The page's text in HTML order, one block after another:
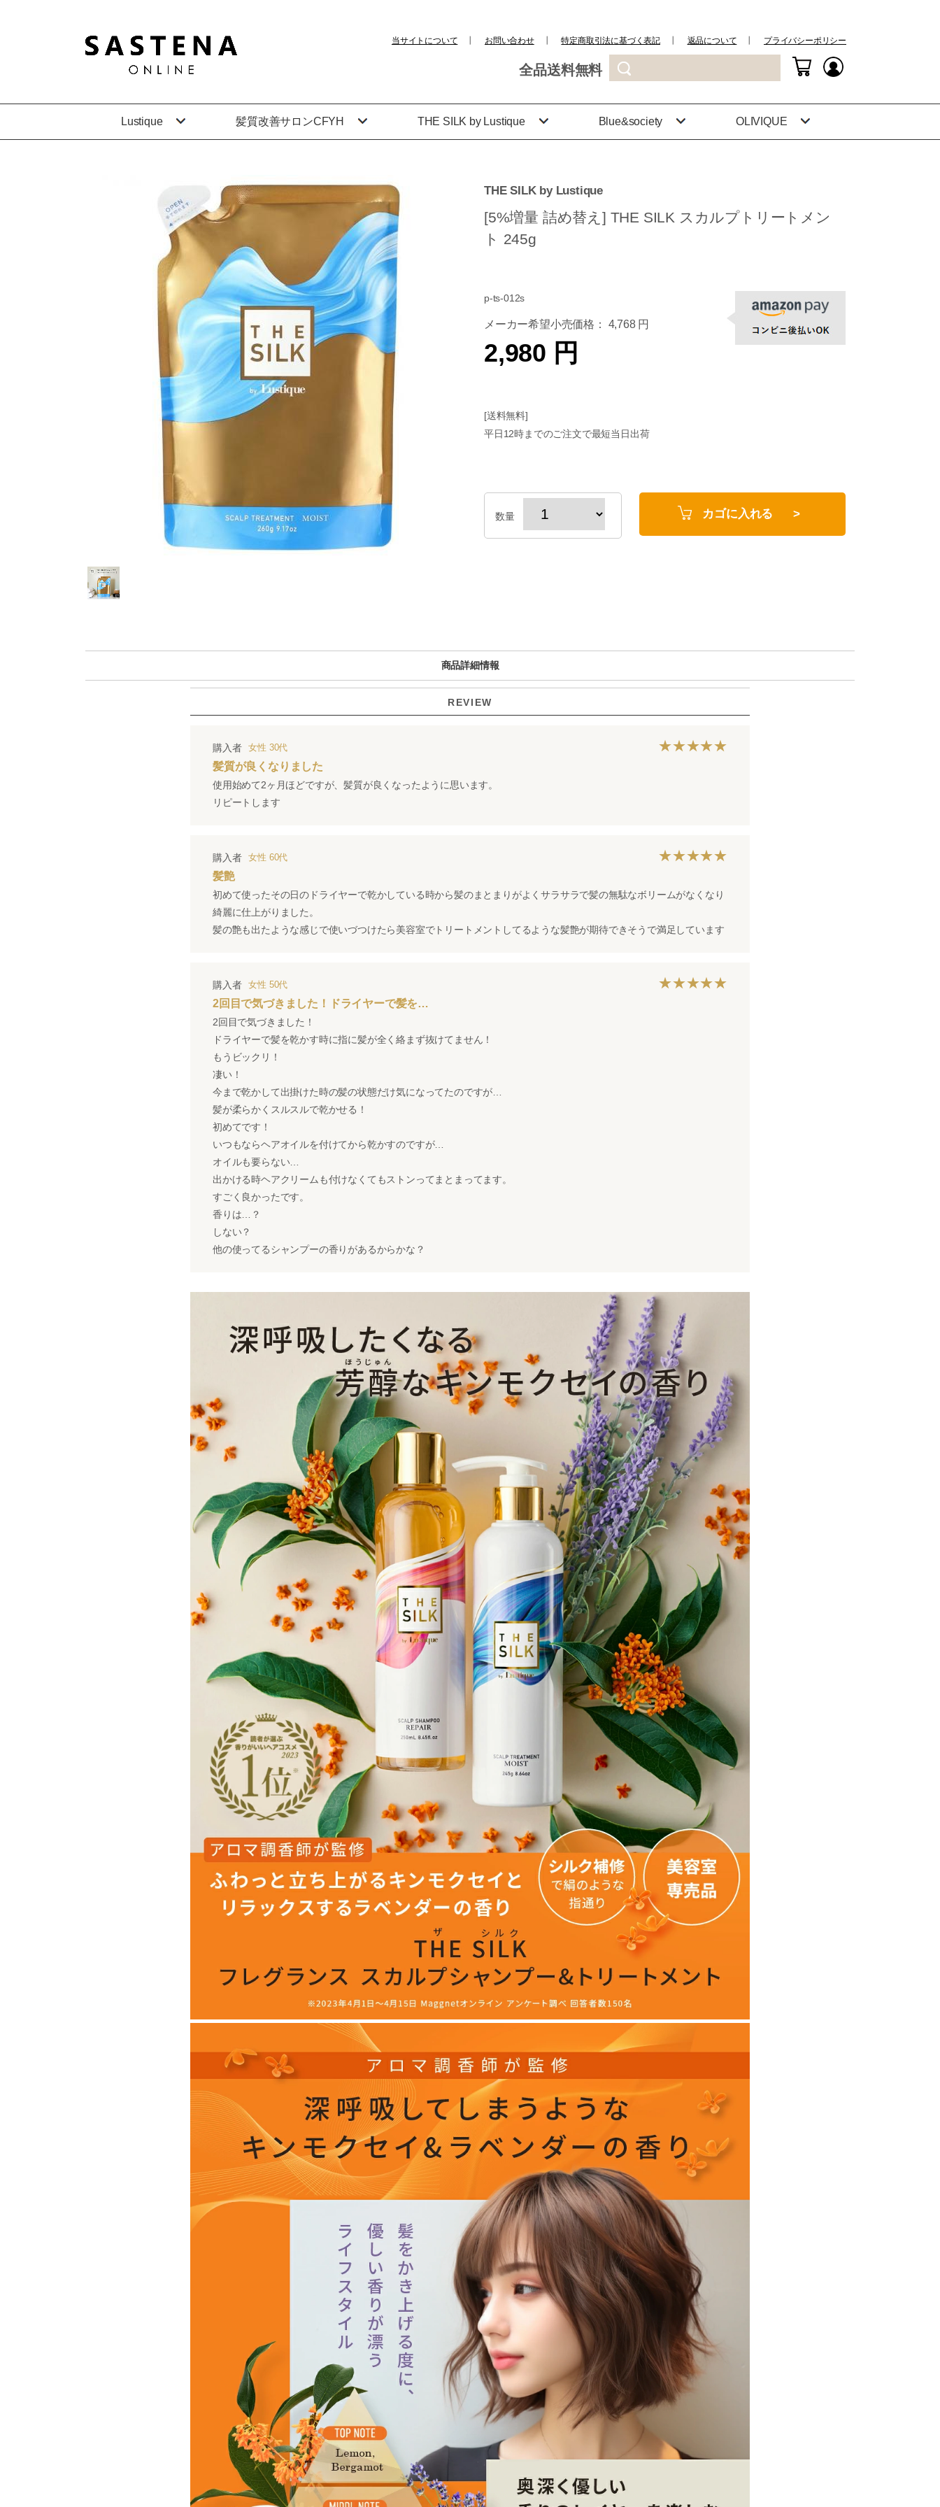
当サイトについて お問い合わせ 特定商取引法に基づく表記 返品について プライバシーポリシー
全品送料無料
Lustique 髪質改善サロンCFYH THE SILK by Lustique Blue&society OLIVIQUE
THE SILK by Lustique
[5%増量 詰め替え] THE SILK スカルプトリートメン
ト 245g
p-ts-012s
メーカー希望小売価格： 4,768 円
2,980 円
[送料無料]
平日12時までのご注文で最短当日出荷
数量 カゴに入れる >
商品詳細情報
REVIEW
購入者 女性 30代 ★★★★★
髪質が良くなりました
使用始めて2ヶ月ほどですが、髪質が良くなったように思います。
リピートします
購入者 女性 60代 ★★★★★
髪艶
初めて使ったその日のドライヤーで乾かしている時から髪のまとまりがよくサラサラで髪の無駄なボリームがなくなり
綺麗に仕上がりました。
髪の艶も出たような感じで使いづつけたら美容室でトリートメントしてるような髪艶が期待できそうで満足しています
購入者 女性 50代 ★★★★★
2回目で気づきました！ドライヤーで髪を…
2回目で気づきました！
ドライヤーで髪を乾かす時に指に髪が全く絡まず抜けてません！
もうビックリ！
凄い！
今まで乾かして出掛けた時の髪の状態だけ気になってたのですが…
髪が柔らかくスルスルで乾かせる！
初めてです！
いつもならヘアオイルを付けてから乾かすのですが…
オイルも要らない…
出かける時ヘアクリームも付けなくてもストンってまとまってます。
すごく良かったです。
香りは…？
しない？
他の使ってるシャンプーの香りがあるからかな？